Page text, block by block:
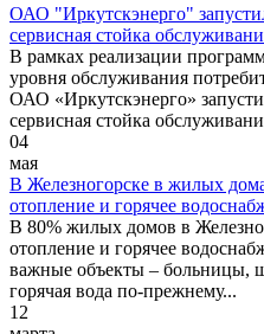
ОАО "Иркутскэнерго"
сервисная стойка
В рамках реализации
уровня обслуживания
ОАО «Иркутскэнерго»
сервисная стойка
04
мая
В Железногорске в жилых
отопление и горячее
В 80% жилых домов в
отопление и горячее
важные объекты – больницы,
горячая вода по-прежнему...
12